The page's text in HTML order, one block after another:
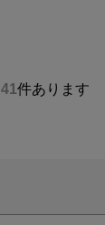
41件あります